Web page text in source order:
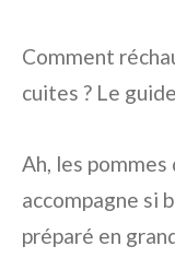
Comment
cuites ? Le
Ah, les
accompagne si
préparé en